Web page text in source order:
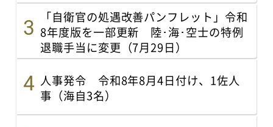
「自衛官の処遇改善パンフレット」令和
8年度版を一部更新 陸･海･空士の特例
退職手当に変更（7月29日）
人事発令 令和8年8月4日付け、1佐人
事（海自3名）